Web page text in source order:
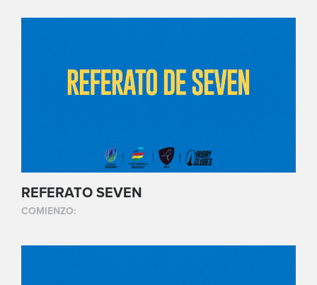
REFERATO SEVEN
COMIENZO: